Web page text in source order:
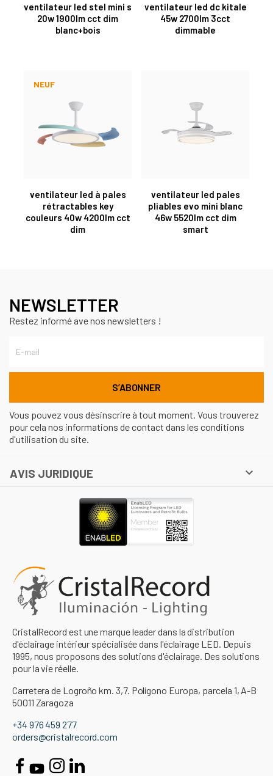
ventilateur led stel mini s
20w 1900lm cct dim
blanc+bois
ventilateur led dc kitale
45w 2700lm 3cct
dimmable
ventilateur led à pales
rétractables key
couleurs 40w 4200lm cct
dim
NEUF
ventilateur led pales
pliables evo mini blanc
46w 5520lm cct dim
smart
NEWSLETTER
Restez informé ave nos newsletters !
Vous pouvez vous désinscrire à tout moment. Vous trouverez
pour cela nos informations de contact dans les conditions
d'utilisation du site.
AVIS JURIDIQUE 
CristalRecord est une marque leader dans la distribution
d'éclairage intérieur spécialisée dans l'éclairage LED. Depuis
1995, nous proposons des solutions d'éclairage. Des solutions
pour la vie réelle.
Carretera de Logroño km. 3,7. Polígono Europa, parcela 1, A-B
50011 Zaragoza
+34 976 459 277
orders@cristalrecord.com